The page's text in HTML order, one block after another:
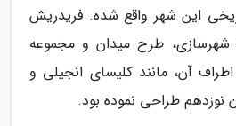
این شهر واقع شده. فریدریش
شهرسازی، طرح میدان و مجموعه
آن، مانند کلیسای انجیلی و
نوزدهم طراحی نموده بود.